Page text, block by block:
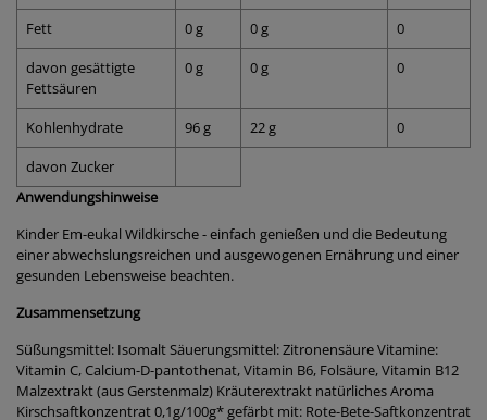
Fett 0 g 0 g
0
davon gesättigte
Fettsäuren
0 g 0 g 0
Kohlenhydrate 96 g 22 g
0
davon Zucker
Anwendungshinweise
Kinder Em-eukal Wildkirsche - einfach genießen und die Bedeutung
einer abwechslungsreichen und ausgewogenen Ernährung und einer
gesunden Lebensweise beachten.
Zusammensetzung
Süßungsmittel: Isomalt Säuerungsmittel: Zitronensäure Vitamine:
Vitamin C, Calcium-D-pantothenat, Vitamin B6, Folsäure, Vitamin B12
Malzextrakt (aus Gerstenmalz) Kräuterextrakt natürliches Aroma
Kirschsaftkonzentrat 0,1g/100g* gefärbt mit: Rote-Bete-Saftkonzentrat